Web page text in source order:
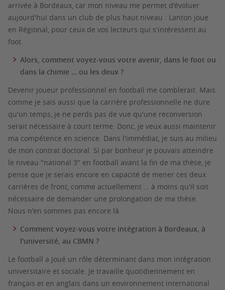
arrivée à Bordeaux, car mon niveau me permet d'évoluer
aujourd'hui dans un club de plus haut niveau : Lanton joue
en Régional, pour ceux de vos lecteurs qui s'intéressent au
foot.
Alors, comment voyez-vous votre avenir, dans le foot ou
dans la chimie … ou les deux ?
Devenir joueur professionnel en football me comblerait. Mais
comme je sais aussi que la carrière professionnelle ne dure
qu'un temps, je ne perds pas de vue qu'une reconversion
serait nécessaire à court terme. Donc, je veux aussi maintenir
ma compétence en science. Dans l'immédiat, je suis au milieu
de mon contrat doctoral. Si par bonheur je pouvais atteindre
le niveau "national 3" en football avant la fin de ma thèse, je
pense que je serais encore en capacité de mener ces deux
carrières de front, comme actuellement … à moins qu'il soit
nécessaire de demander une prolongation de ma thèse.
Nous n'en sommes pas encore là.
Comment voyez-vous votre intégration à Bordeaux, à
l'université, au CBMN ?
Le football a joué un rôle déterminant dans mon intégration
universitaire et sociale. Je travaille quotidiennement en
français et en anglais dans un environnement international